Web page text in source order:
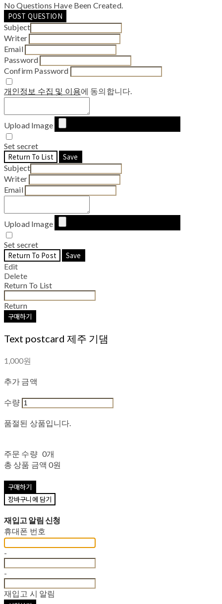
No Questions Have Been Created.
POST QUESTION
Subject
Writer
Email
Password
Confirm Password
개인정보 수집 및 이용에 동의합니다.
Upload Image
Set secret
Return To List
Save
Subject
Writer
Email
Upload Image
Set secret
Return To Post
Save
Edit
Delete
Return To List
Return
구매하기
Text postcard 제주 기댐
1,000원
추가 금액
수량
품절된 상품입니다.
주문 수량 0개
총 상품 금액 0원
구매하기
장바구니에 담기
재입고 알림 신청
휴대폰 번호
-
-
재입고 시 알림